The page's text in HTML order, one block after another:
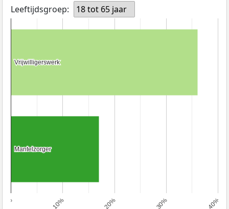
Leeftijdsgroep:
18 tot 65 jaar
0% 10% 20% 30% 40%
Vrijwilligerswerk
Vrijwilligerswerk
Mantelzorger
Mantelzorger